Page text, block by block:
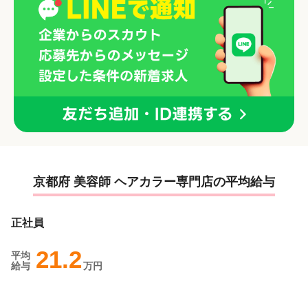
京都府 美容師 ヘアカラー専門店の平均給与
正社員
平均
給与 21.2万円